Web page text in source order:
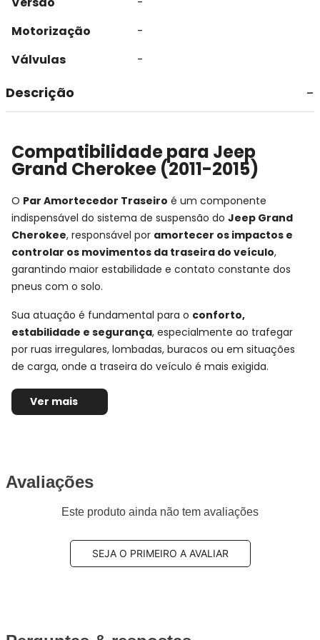
Motorização
-
Válvulas
-
Descrição
Compatibilidade para Jeep
Grand Cherokee (2011-2015)
O Par Amortecedor Traseiro é um componente
indispensável do sistema de suspensão do Jeep Grand
Cherokee, responsável por amortecer os impactos e
controlar os movimentos da traseira do veículo,
garantindo maior estabilidade e contato constante dos
pneus com o solo.
Sua atuação é fundamental para o conforto,
estabilidade e segurança, especialmente ao trafegar
por ruas irregulares, lombadas, buracos ou em situações
de carga, onde a traseira do veículo é mais exigida.
No eixo traseiro, o amortecedor exerce papel importante
no equilíbrio do carro, ajudando a reduzir oscilações
Ficha Técnica e Especificações:
Par Amortecedor Traseiro
Monroe
Montadora:Jeep
Ver mais
Avaliações
Este produto ainda não tem avaliações
SEJA O PRIMEIRO A AVALIAR